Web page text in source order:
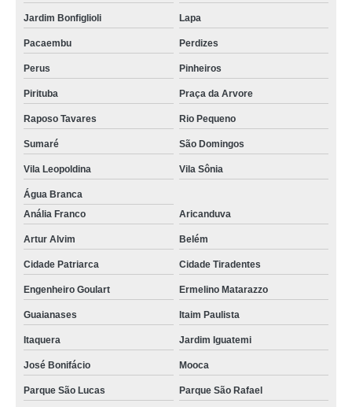
Jardim Bonfiglioli Lapa
Pacaembu Perdizes
Perus Pinheiros
Pirituba Praça da Arvore
Raposo Tavares Rio Pequeno
Sumaré São Domingos
Vila Leopoldina Vila Sônia
Água Branca
Anália Franco
Aricanduva
Artur Alvim Belém
Cidade Patriarca Cidade Tiradentes
Engenheiro Goulart Ermelino Matarazzo
Guaianases Itaim Paulista
Itaquera Jardim Iguatemi
José Bonifácio Mooca
Parque São Lucas Parque São Rafael